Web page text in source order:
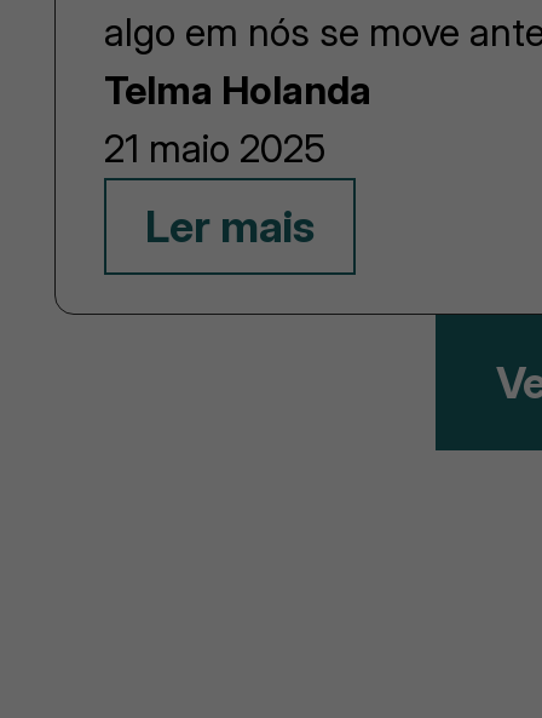
algo em nós se move
Telma Holanda
21 maio 2025
Ler mais